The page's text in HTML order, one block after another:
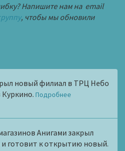
Напишите нам на email
, чтобы мы обновили
новый филиал в ТРЦ Небо
Куркино. Подробнее
Анигами закрыл
и готовит к открытию новый.